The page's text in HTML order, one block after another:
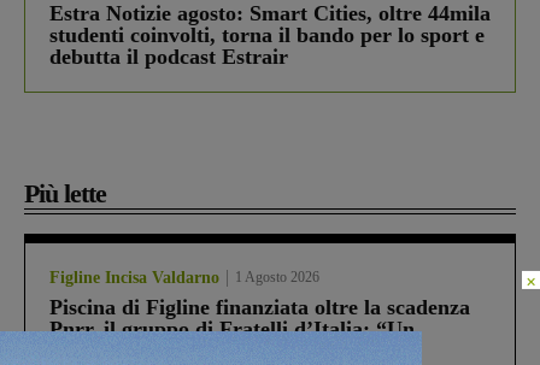
Estra Notizie agosto: Smart Cities, oltre 44mila
studenti coinvolti, torna il bando per lo sport e
debutta il podcast Estrair
Più lette
Figline Incisa Valdarno 1 Agosto 2026
Piscina di Figline finanziata oltre la scadenza
Pnrr, il gruppo di Fratelli d’Italia: “Un
×